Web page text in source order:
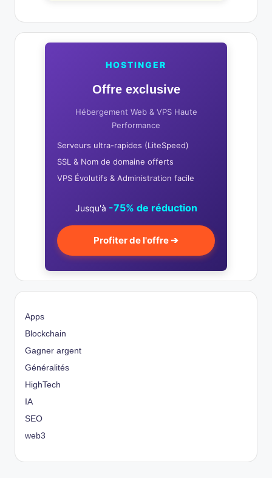
HOSTINGER
Offre exclusive
Hébergement Web & VPS Haute
Performance
Serveurs ultra-rapides (LiteSpeed)
SSL & Nom de domaine offerts
VPS Évolutifs & Administration facile
Jusqu'à -75% de réduction
Profiter de l'offre ➔
Apps
Blockchain
Gagner argent
Généralités
HighTech
IA
SEO
web3